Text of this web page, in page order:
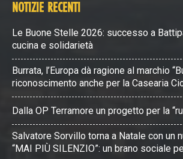
NOTIZIE RECENTI
Le Buone Stelle 2026: successo a
cucina e solidarietà
Burrata, l’Europa dà ragione al marchio
riconoscimento anche per la Casearia
Dalla OP Terramore un progetto per la
Salvatore Sorvillo torna a Natale con un
“MAI PIÙ SILENZIO”: un brano sociale